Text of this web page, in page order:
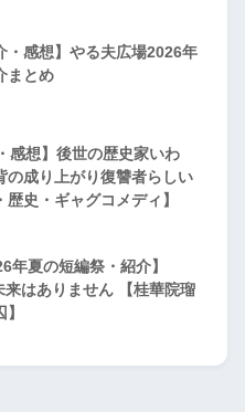
・感想】やる夫広場2026年
まとめ
感想】後世の歴史家いわ
の成り上がり復讐者らしい
歴史・ギャグコメディ】
年夏の短編祭・紹介】
来はありません 【桂華院瑠